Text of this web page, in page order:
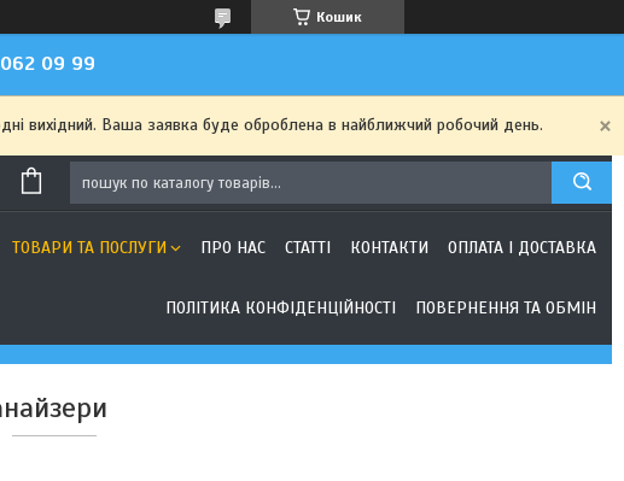
Кошик
09 99
вихідний. Ваша заявка буде оброблена в найближчий робочий день.
ТОВАРИ ТА ПОСЛУГИ ПРО НАС СТАТТІ КОНТАКТИ ОПЛАТА І ДОСТАВКА
ПОЛІТИКА КОНФІДЕНЦІЙНОСТІ ПОВЕРНЕННЯ ТА ОБМІН